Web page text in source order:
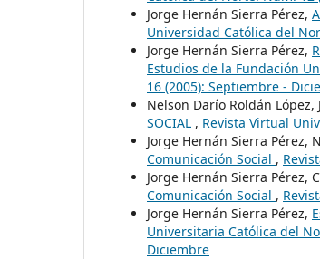
Jorge Hernán Sierra Pérez,
Universidad Católica del
Jorge Hernán Sierra Pérez,
Estudios de la Fundación
16 (2005): Septiembre -
Nelson Darío Roldán
SOCIAL , Revista Virtual
Jorge Hernán Sierra Pérez,
Comunicación Social ,
Jorge Hernán Sierra Pérez,
Comunicación Social ,
Jorge Hernán Sierra Pérez,
Universitaria Católica del
Diciembre